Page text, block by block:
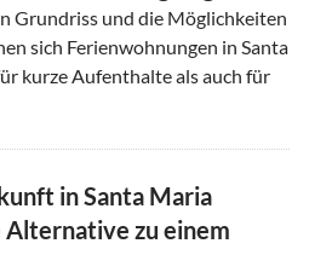
Grundriss und die Möglichkeiten
sich Ferienwohnungen in Santa
kurze Aufenthalte als auch für
in Santa Maria
zu einem